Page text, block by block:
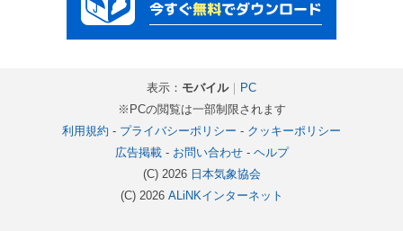
表示： モバイル｜ PC
※PCの閲覧は一部制限されます
利用規約 - プライバシーポリシー - クッキーポリシー
広告掲載- お問い合わせ- ヘルプ
(C) 2026 日本気象協会
(C) 2026 ALiNKインターネット